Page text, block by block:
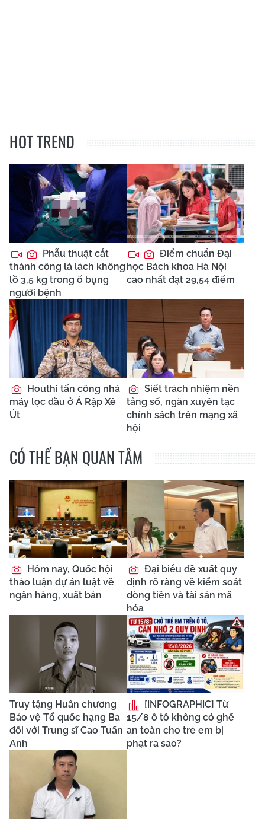
HOT TREND
Phẫu thuật cắt
thành công lá lách khổng
lồ 3,5 kg trong ổ bụng
người bệnh
Điểm chuẩn Đại
học Bách khoa Hà Nội
cao nhất đạt 29,54 điểm
Houthi tấn công nhà
máy lọc dầu ở Ả Rập Xê
Út
Siết trách nhiệm nền
tảng số, ngăn xuyên tạc
chính sách trên mạng xã
hội
CÓ THỂ BẠN QUAN TÂM
Hôm nay, Quốc hội
thảo luận dự án luật về
ngân hàng, xuất bản
Đại biểu đề xuất quy
định rõ ràng về kiểm soát
dòng tiền và tài sản mã
hóa
Truy tặng Huân chương
Bảo vệ Tổ quốc hạng Ba
đối với Trung sĩ Cao Tuấn
Anh
[INFOGRAPHIC] Từ
15/8 ô tô không có ghế
an toàn cho trẻ em bị
phạt ra sao?